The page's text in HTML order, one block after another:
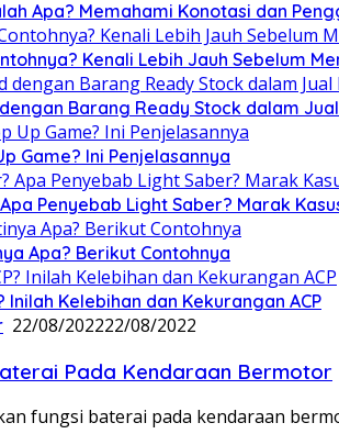
Apa? Memahami Konotasi dan
Kenali Lebih Jauh Sebelum
Barang Ready Stock dalam
Game? Ini Penjelasannya
Penyebab Light Saber? Marak
Apa? Berikut Contohnya
Inilah Kelebihan dan Kekurangan ACP
22/08/202222/08/2022
Pada Kendaraan Bermotor
fungsi baterai pada kendaraan